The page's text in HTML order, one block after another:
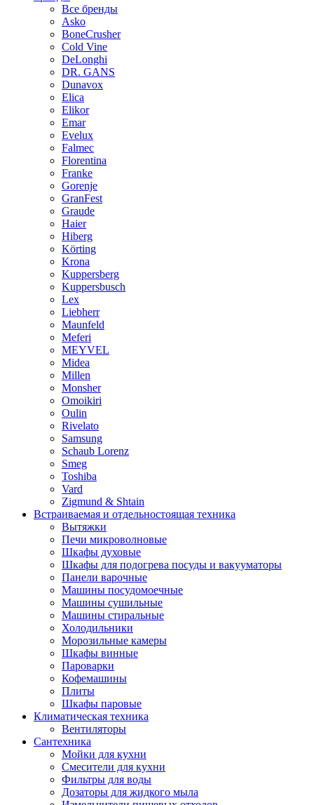
Все бренды
Asko
BoneCrusher
Cold Vine
DeLonghi
DR. GANS
Dunavox
Elica
Elikor
Emar
Evelux
Falmec
Florentina
Franke
Gorenje
GranFest
Graude
Haier
Hiberg
Körting
Krona
Kuppersberg
Kuppersbusch
Lex
Liebherr
Maunfeld
Meferi
MEYVEL
Midea
Millen
Monsher
Omoikiri
Oulin
Rivelato
Samsung
Schaub Lorenz
Smeg
Toshiba
Vard
Zigmund & Shtain
Встраиваемая и отдельностоящая техника
Вытяжки
Печи микроволновые
Шкафы духовые
Шкафы для подогрева посуды и вакууматоры
Панели варочные
Машины посудомоечные
Машины сушильные
Машины стиральные
Холодильники
Морозильные камеры
Шкафы винные
Пароварки
Кофемашины
Плиты
Шкафы паровые
Климатическая техника
Вентиляторы
Сантехника
Мойки для кухни
Смесители для кухни
Фильтры для воды
Дозаторы для жидкого мыла